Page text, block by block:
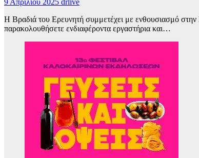
9 Απριλίου 2025 drlive
Η Βραδιά του Ερευνητή συμμετέχει με ενθουσιασμό στην
παρακολουθήσετε ενδιαφέροντα εργαστήρια και…